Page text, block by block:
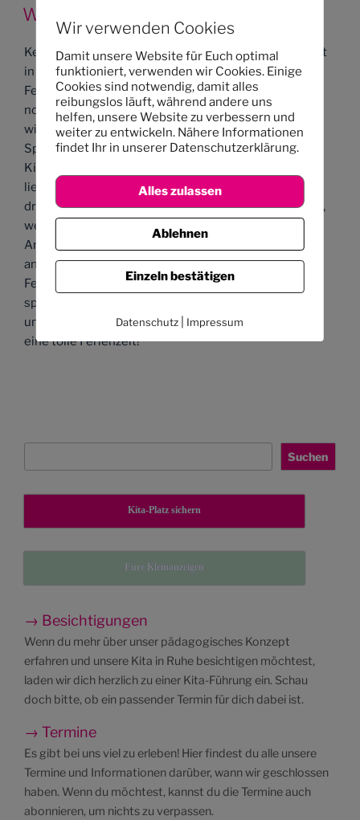
AM
Wir machen so eine Art Pause
Keine Sorge, natürlich schließen wir unsere Kita nicht
in den Sommerferien. Wir haben uns aber für die
Ferienzeit vorgenommen, eine Pause von dem
normalen Kita-Alltag zu machen. Das bedeutet, dass
wir uns während der Sommerferien viel Zeit für
Spontanes lassen möchten und Arbeiten mit den
Kindern beenden wollen, die in den letzten Monaten
liegengeblieben sind. Außerdem werden wir viel
draußen sein. Bitte haben Sie deswegen Verständnis,
wenn wir in der Ferienzeit unsere Aktivitäten und
Angebote nicht an der Tafel im Eingangsbereich
ankündigen werden. Der Morgenkreis findet in den
Ferien statt und wir werden hier mit den Kindern
spontan besprechen, was wir unternehmen werden
und wie der Tag verlaufen wird. Wir wünschen allen
eine tolle Ferienzeit!
Suchen
Kita-Platz sichern
Eure Kleinanzeigen
→ Besichtigungen
Wenn du mehr über unser pädagogisches Konzept
erfahren und unsere Kita in Ruhe besichtigen möchtest,
laden wir dich herzlich zu einer Kita-Führung ein. Schau
doch bitte, ob ein passender Termin für dich dabei ist.
→ Termine
Es gibt bei uns viel zu erleben! Hier findest du alle unsere
Termine und Informationen darüber, wann wir geschlossen
haben. Wenn du möchtest, kannst du die Termine auch
abonnieren, um nichts zu verpassen.
Wir verwenden Cookies
Damit unsere Website für Euch optimal
funktioniert, verwenden wir Cookies. Einige
Cookies sind notwendig, damit alles
reibungslos läuft, während andere uns
helfen, unsere Website zu verbessern und
weiter zu entwickeln. Nähere Informationen
findet Ihr in unserer Datenschutzerklärung.
Alles zulassen
Ablehnen
Einzeln bestätigen
Datenschutz Impressum